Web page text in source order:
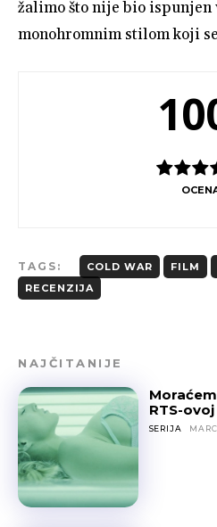
žalimo što nije bio ispunjen
monohromnim stilom koji
TAGS: COLD WAR FILM
RECENZIJA
NAJČITANIJE
RTS-
SERIJA